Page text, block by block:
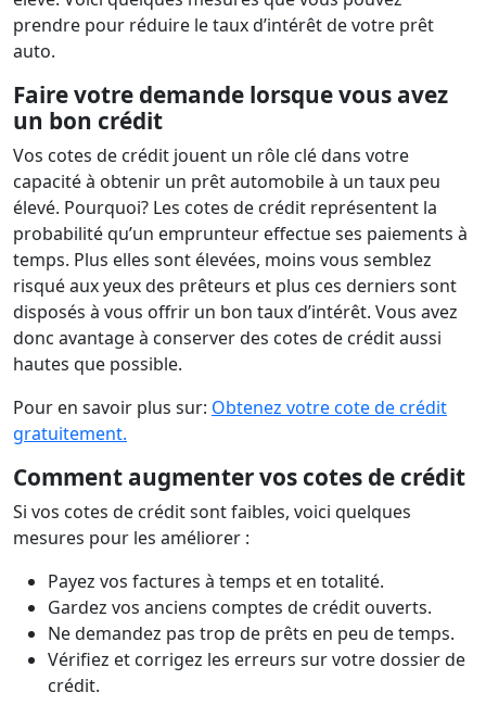
prendre pour réduire le taux d’intérêt de votre prêt
auto.
Faire votre demande lorsque vous avez
un bon crédit
Vos cotes de crédit jouent un rôle clé dans votre
capacité à obtenir un prêt automobile à un taux peu
élevé. Pourquoi? Les cotes de crédit représentent la
probabilité qu’un emprunteur effectue ses paiements à
temps. Plus elles sont élevées, moins vous semblez
risqué aux yeux des prêteurs et plus ces derniers sont
disposés à vous offrir un bon taux d’intérêt. Vous avez
donc avantage à conserver des cotes de crédit aussi
hautes que possible.
Pour en savoir plus sur: Obtenez votre cote de crédit
gratuitement.
Comment augmenter vos cotes de crédit
Si vos cotes de crédit sont faibles, voici quelques
mesures pour les améliorer :
Payez vos factures à temps et en totalité.
Gardez vos anciens comptes de crédit ouverts.
Ne demandez pas trop de prêts en peu de temps.
Vérifiez et corrigez les erreurs sur votre dossier de
crédit.